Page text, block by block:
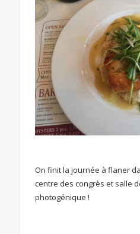
On finit la journée à flaner
centre des congrès et salle
photogénique !